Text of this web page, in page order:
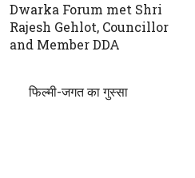
Dwarka Forum met Shri
Rajesh Gehlot, Councillor
and Member DDA
फिल्मी-जगत का गुस्सा